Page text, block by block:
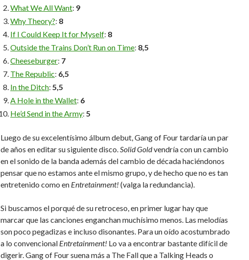
What We All Want: 9
Why Theory?: 8
If I Could Keep It for Myself: 8
Outside the Trains Don’t Run on Time: 8,5
Cheeseburger: 7
The Republic: 6,5
In the Ditch: 5,5
A Hole in the Wallet: 6
He’d Send in the Army: 5
Luego de su excelentísimo álbum debut, Gang of Four tardaría un par
de años en editar su siguiente disco.Solid Goldvendría con un cambio
en el sonido de la banda además del cambio de década haciéndonos
pensar que no estamos ante el mismo grupo, y de hecho que no es tan
entretenido como en Entretainment! (valga la redundancia).
Si buscamos el porqué de su retroceso, en primer lugar hay que
marcar que las canciones enganchan muchísimo menos. Las melodías
son poco pegadizas e incluso disonantes. Para un oído acostumbrado
a lo convencional Entretainment! Lo va a encontrar bastante difícil de
digerir. Gang of Four suena más a The Fall que a Talking Heads o